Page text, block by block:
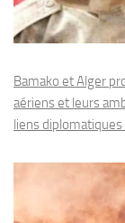
Bamako et Alger
aériens et leurs
liens diplomatiques